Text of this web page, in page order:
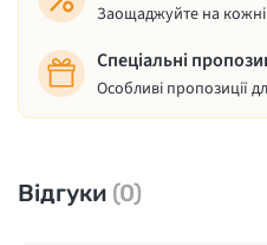
Заощаджуйте на
Спеціальні
Особливі пропозиції
Відгуки (0)